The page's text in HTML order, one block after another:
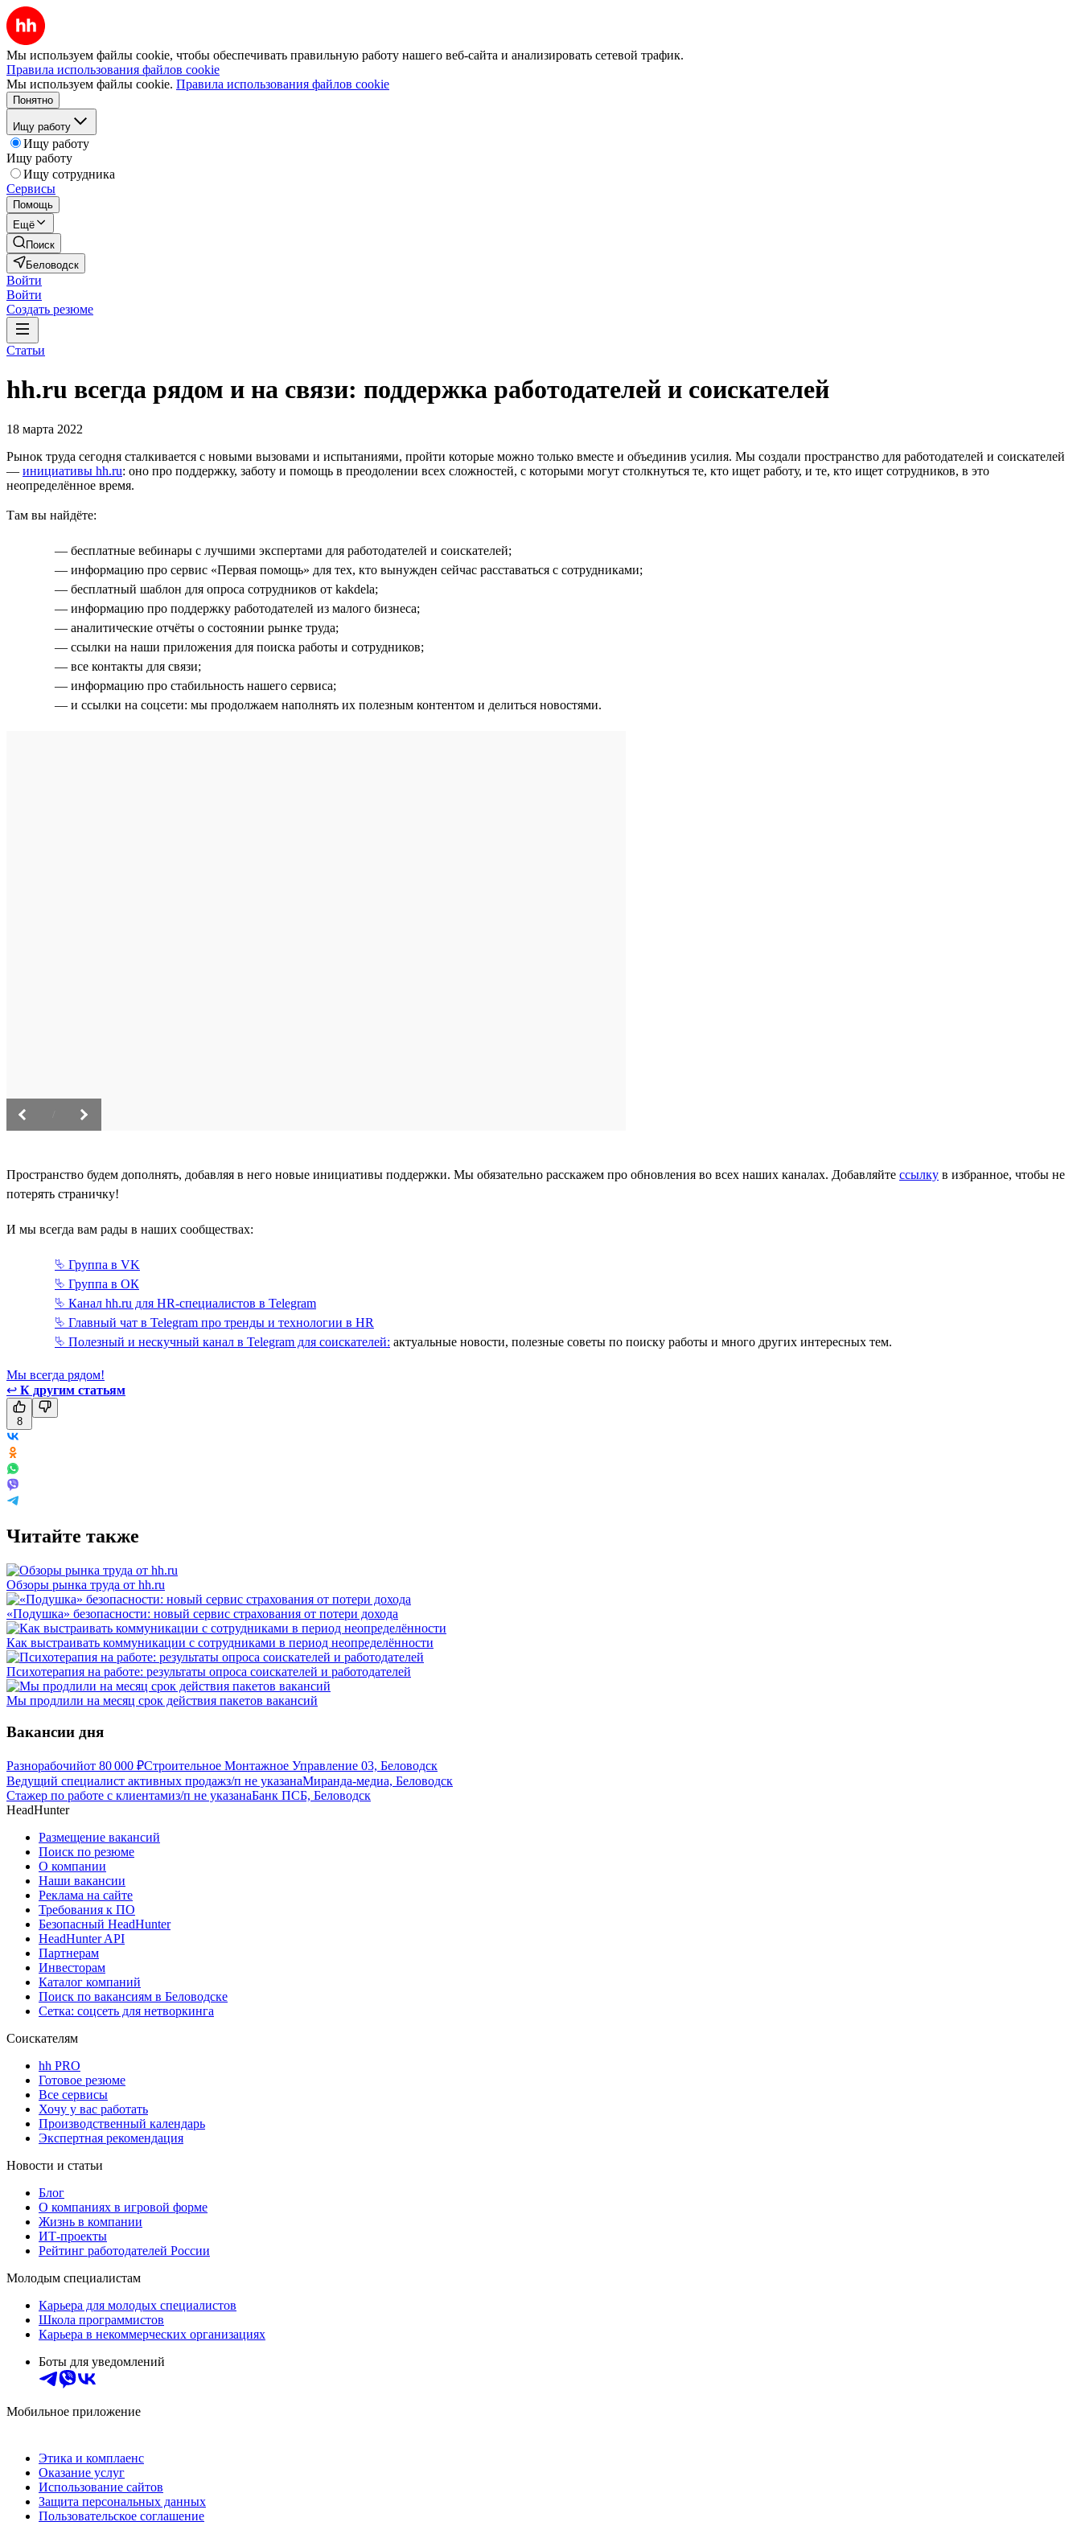
Мы используем файлы cookie, чтобы обеспечивать правильную работу нашего веб-сайта и анализировать сетевой трафик.
Правила использования файлов cookie
Мы используем файлы cookie. Правила использования файлов cookie
Понятно
Ищу работу
Ищу работу
Ищу работу
Ищу сотрудника
Сервисы
Помощь
Ещё
Поиск
Беловодск
Войти
Войти
Создать резюме
Статьи
hh.ru всегда рядом и на связи: поддержка работодателей и соискателей
18 марта 2022
Рынок труда сегодня сталкивается с новыми вызовами и испытаниями, пройти которые можно только вместе и объединив усилия. Мы создали пространство для работодателей и соискателей
— инициативы hh.ru: оно про поддержку, заботу и помощь в преодолении всех сложностей, с которыми могут столкнуться те, кто ищет работу, и те, кто ищет сотрудников, в это
неопределённое время.
Там вы найдёте:
— бесплатные вебинары с лучшими экспертами для работодателей и соискателей;
— информацию про сервис «Первая помощь» для тех, кто вынужден сейчас расставаться с сотрудниками;
— бесплатный шаблон для опроса сотрудников от kakdela;
— информацию про поддержку работодателей из малого бизнеса;
— аналитические отчёты о состоянии рынке труда;
— ссылки на наши приложения для поиска работы и сотрудников;
— все контакты для связи;
— информацию про стабильность нашего сервиса;
— и ссылки на соцсети: мы продолжаем наполнять их полезным контентом и делиться новостями.
Пространство будем дополнять, добавляя в него новые инициативы поддержки. Мы обязательно расскажем про обновления во всех наших каналах. Добавляйте ссылку в избранное, чтобы не
потерять страничку!
И мы всегда вам рады в наших сообществах:
⮱ Группа в VK
⮱ Группа в ОК
⮱ Канал hh.ru для HR-специалистов в Telegram
⮱ Главный чат в Telegram про тренды и технологии в HR
⮱ Полезный и нескучный канал в Telegram для соискателей: актуальные новости, полезные советы по поиску работы и много других интересных тем.
Мы всегда рядом!
↩ К другим статьям
8
Читайте также
Обзоры рынка труда от hh.ru
«Подушка» безопасности: новый сервис страхования от потери дохода
Как выстраивать коммуникации с сотрудниками в период неопределённости
Психотерапия на работе: результаты опроса соискателей и работодателей
Мы продлили на месяц срок действия пакетов вакансий
Вакансии дня
Разнорабочийот 80 000 ₽Строительное Монтажное Управление 03, Беловодск
Ведущий специалист активных продажз/п не указанаМиранда-медиа, Беловодск
Стажер по работе с клиентамиз/п не указанаБанк ПСБ, Беловодск
HeadHunter
Размещение вакансий
Поиск по резюме
О компании
Наши вакансии
Реклама на сайте
Требования к ПО
Безопасный HeadHunter
HeadHunter API
Партнерам
Инвесторам
Каталог компаний
Поиск по вакансиям в Беловодске
Сетка: соцсеть для нетворкинга
Соискателям
hh PRO
Готовое резюме
Все сервисы
Хочу у вас работать
Производственный календарь
Экспертная рекомендация
Новости и статьи
Блог
О компаниях в игровой форме
Жизнь в компании
ИТ-проекты
Рейтинг работодателей России
Молодым специалистам
Карьера для молодых специалистов
Школа программистов
Карьера в некоммерческих организациях
Боты для уведомлений
Мобильное приложение
Этика и комплаенс
Оказание услуг
Использование сайтов
Защита персональных данных
Пользовательское соглашение